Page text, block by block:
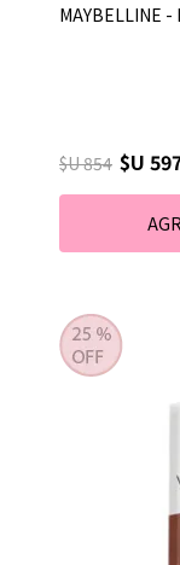
MAYBELLINE -
$U 854 $U